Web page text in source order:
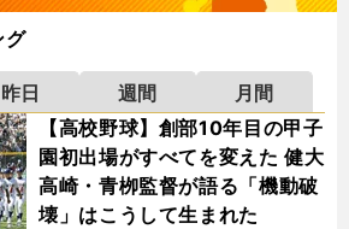
グ
昨日 週間
月間
【高校野球】創部10年目の甲子
園初出場がすべてを変えた 健大
高崎・青栁監督が語る「機動破
壊」はこうして生まれた